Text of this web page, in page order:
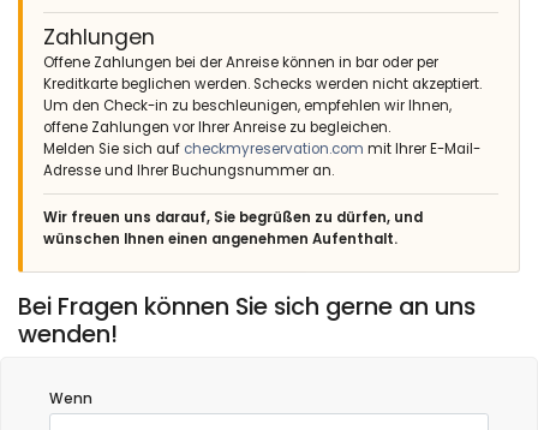
Zahlungen
Offene Zahlungen bei der Anreise können in bar oder per
Kreditkarte beglichen werden. Schecks werden nicht akzeptiert.
Um den Check-in zu beschleunigen, empfehlen wir Ihnen,
offene Zahlungen vor Ihrer Anreise zu begleichen.
Melden Sie sich auf checkmyreservation.com mit Ihrer E-Mail-
Adresse und Ihrer Buchungsnummer an.
Wir freuen uns darauf, Sie begrüßen zu dürfen, und
wünschen Ihnen einen angenehmen Aufenthalt.
Bei Fragen können Sie sich gerne an uns
wenden!
Wenn